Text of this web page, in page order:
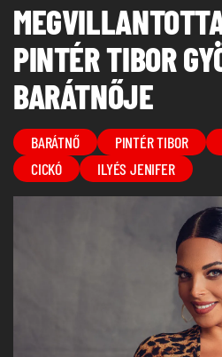
PINTÉR TIBOR
BARÁTNŐJE
BARÁTNŐ PINTÉR TIBOR
CICKÓ
ILYÉS JENIFER